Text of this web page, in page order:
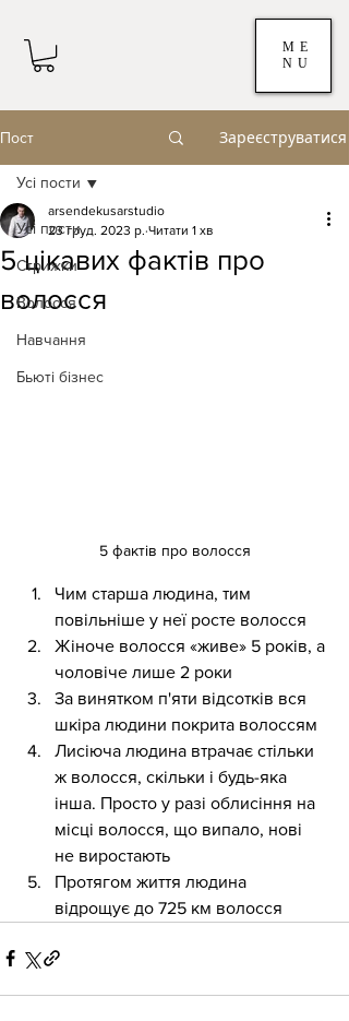
ME
NU
Пост Зареєструватися
Усі пости
Стрижки
Волосся
Навчання
Бьюті бізнес
Усі пости
5 цікавих фактів про
волосся
arsendekusarstudio
23 груд. 2023 р. Читати 1 хв
5 фактів про волосся
Чим старша людина, тим
повільніше у неї росте волосся
Жіноче волосся «живе» 5 років, а
чоловіче лише 2 роки
За винятком п'яти відсотків вся
шкіра людини покрита волоссям
Лисіюча людина втрачає стільки
ж волосся, скільки і будь-яка
інша. Просто у разі облисіння на
місці волосся, що випало, нові
не виростають
Протягом життя людина
відрощує до 725 км волосся